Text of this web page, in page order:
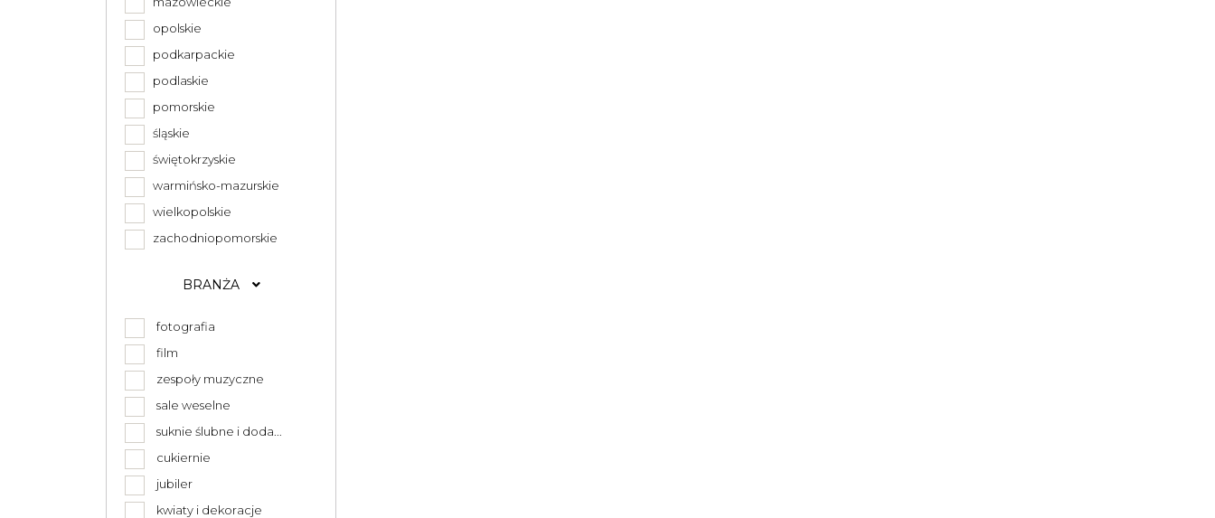
opolskie
podkarpackie
podlaskie
pomorskie
śląskie
świętokrzyskie
warmińsko-mazurskie
wielkopolskie
zachodniopomorskie
BRANŻA
fotografia
film
zespoły muzyczne
sale weselne
suknie ślubne i doda...
cukiernie
jubiler
kwiaty i dekoracje